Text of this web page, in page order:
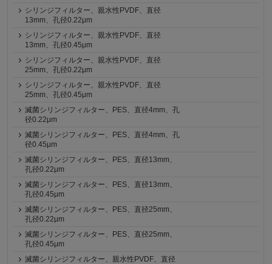
シリンジフィルター、親水性PVDF、直径
13mm、孔径0.22μm
シリンジフィルター、親水性PVDF、直径
13mm、孔径0.45μm
シリンジフィルター、親水性PVDF、直径
25mm、孔径0.22μm
シリンジフィルター、親水性PVDF、直径
25mm、孔径0.45μm
滅菌シリンジフィルター、PES、直径4mm、孔
径0.22μm
滅菌シリンジフィルター、PES、直径4mm、孔
径0.45μm
滅菌シリンジフィルター、PES、直径13mm、
孔径0.22μm
滅菌シリンジフィルター、PES、直径13mm、
孔径0.45μm
滅菌シリンジフィルター、PES、直径25mm、
孔径0.22μm
滅菌シリンジフィルター、PES、直径25mm、
孔径0.45μm
滅菌シリンジフィルター、親水性PVDF、直径